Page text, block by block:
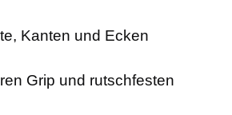
Kanten und Ecken
Grip und rutschfesten